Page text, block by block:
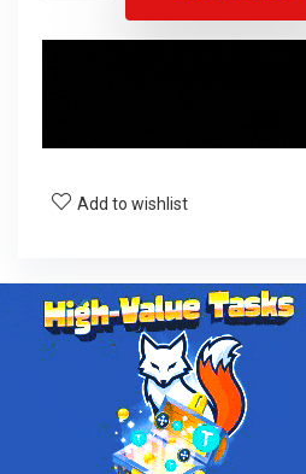
Add to wishlist